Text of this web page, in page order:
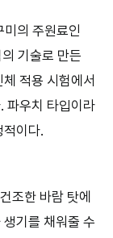
의 주원료인
기술로 만든
적용 시험에서
파우치 타입이라
이다.
건조한 바람 탓에
기를 채워줄 수